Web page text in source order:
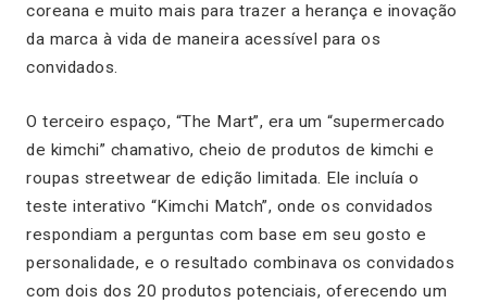
coreana e muito mais para trazer a herança e inovação
da marca à vida de maneira acessível para os
convidados.
O terceiro espaço, “The Mart”, era um “supermercado
de kimchi” chamativo, cheio de produtos de kimchi e
roupas streetwear de edição limitada. Ele incluía o
teste interativo “Kimchi Match”, onde os convidados
respondiam a perguntas com base em seu gosto e
personalidade, e o resultado combinava os convidados
com dois dos 20 produtos potenciais, oferecendo um